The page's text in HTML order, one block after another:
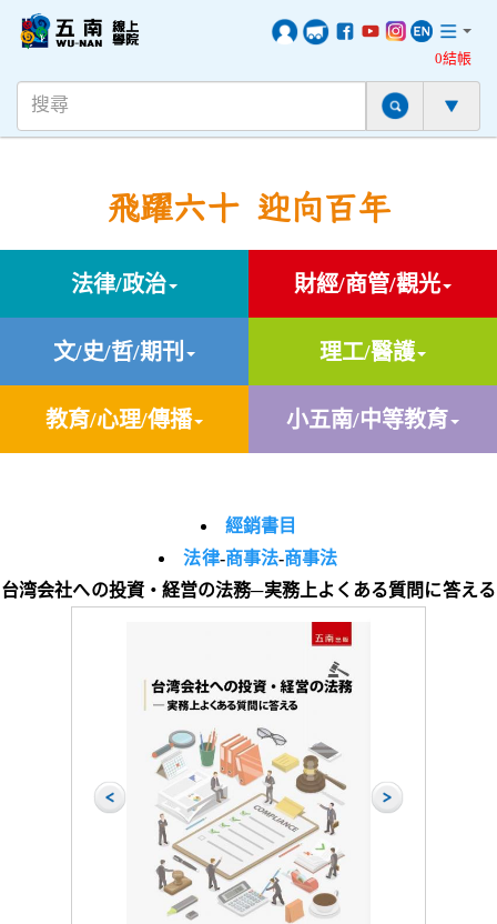
0結帳
飛躍六十 迎向百年
法律/政治 財經/商管/觀光
文/史/哲/期刊 理工/醫護
教育/心理/傳播 小五南/中等教育
經銷書目
法律-商事法-商事法
台湾会社への投資・経営の法務─実務上よくある質問に答える